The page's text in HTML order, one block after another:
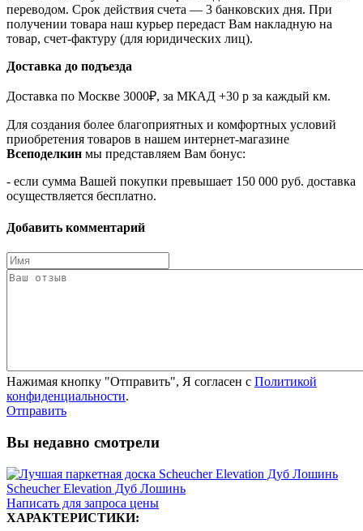
переводом. Срок действия счета — 3 банковских дня. При
получении товара наш курьер передаст Вам накладную на
товар, счет-фактуру (для юридических лиц).
Доставка до подъезда
Доставка по Москве 3000₽, за МКАД +30 р за каждый км.
Для создания более благоприятных и комфортных условий
приобретения товаров в нашем интернет-магазине
Всеподелкин мы представляем Вам бонус:
- если сумма Вашей покупки превышает 150 000 руб. доставка
осуществляется бесплатно.
Добавить комментарий
Нажимая кнопку "Отправить", Я согласен с Политикой
конфиденциальности.
Отправить
Вы недавно смотрели
Scheucher Elevation Дуб Лошинь
Написать для запроса цены
ХАРАКТЕРИСТИКИ: